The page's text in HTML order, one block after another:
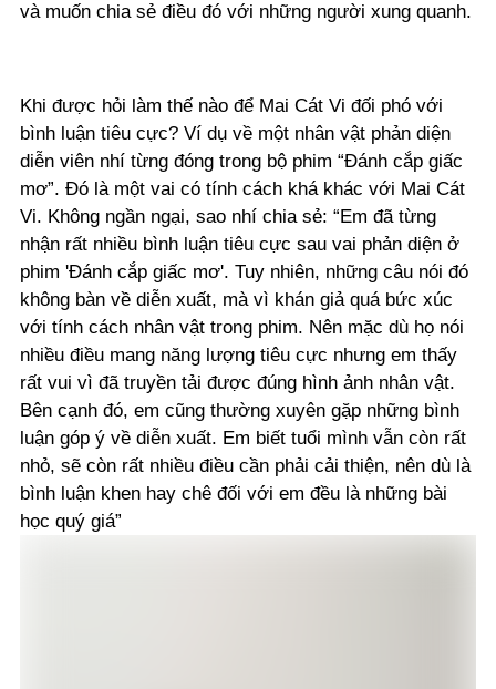
và muốn chia sẻ điều đó với những người xung quanh.
Khi được hỏi làm thế nào để Mai Cát Vi đối phó với
bình luận tiêu cực? Ví dụ về một nhân vật phản diện
diễn viên nhí từng đóng trong bộ phim “Đánh cắp giấc
mơ”. Đó là một vai có tính cách khá khác với Mai Cát
Vi. Không ngần ngại, sao nhí chia sẻ: “Em đã từng
nhận rất nhiều bình luận tiêu cực sau vai phản diện ở
phim 'Đánh cắp giấc mơ'. Tuy nhiên, những câu nói đó
không bàn về diễn xuất, mà vì khán giả quá bức xúc
với tính cách nhân vật trong phim. Nên mặc dù họ nói
nhiều điều mang năng lượng tiêu cực nhưng em thấy
rất vui vì đã truyền tải được đúng hình ảnh nhân vật.
Bên cạnh đó, em cũng thường xuyên gặp những bình
luận góp ý về diễn xuất. Em biết tuổi mình vẫn còn rất
nhỏ, sẽ còn rất nhiều điều cần phải cải thiện, nên dù là
bình luận khen hay chê đối với em đều là những bài
học quý giá”